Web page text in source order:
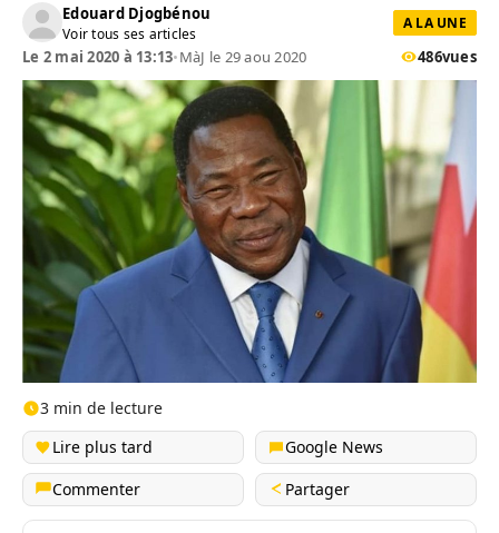
Edouard Djogbénou
Voir tous ses articles
A LA UNE
Le 2 mai 2020 à 13:13•MàJ le 29 aou 2020 486vues
3 min de lecture
Lire plus tard
Google News
Commenter
Partager